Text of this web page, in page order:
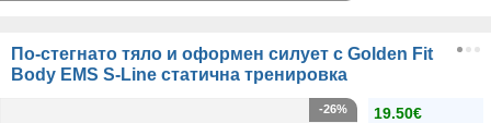
По-стегнато тяло и оформен силует с Golden Fit
Body EMS S-Line статична тренировка
19.50€
-26%